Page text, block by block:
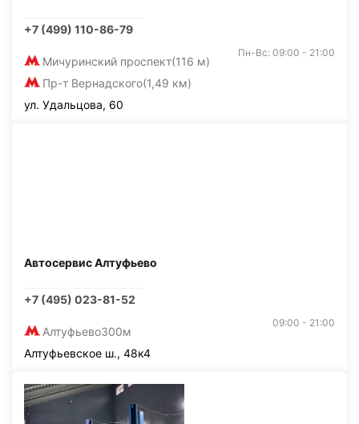
+7 (499) 110-86-79
Мичуринский проспект(116 м)
Пр-т Вернадского(1,49 км)
Пн-Вс: 09:00 - 21:00
ул. Удальцова, 60
Автосервис Алтуфьево
+7 (495) 023-81-52
Алтуфьево300м
09:00 - 21:00
Алтуфьевское ш., 48к4